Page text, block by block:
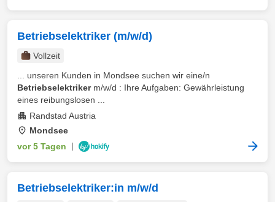
Betriebselektriker (m/w/d)
Vollzeit
... unseren Kunden in Mondsee suchen wir eine/n
Betriebselektrikerm/w/d : Ihre Aufgaben: Gewährleistung
eines reibungslosen ...
Randstad Austria
Mondsee
vor 5 Tagen
Betriebselektriker:in m/w/d